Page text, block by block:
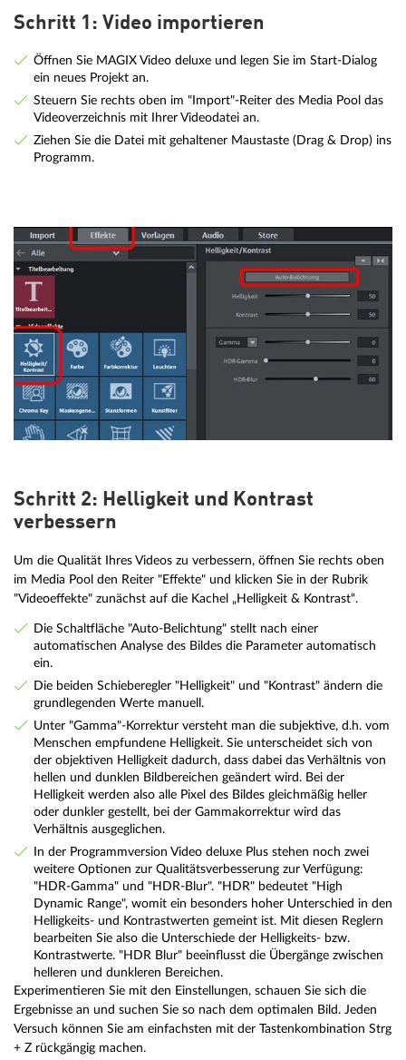
Schritt 1: Video importieren
Öffnen Sie MAGIX Video deluxe und legen Sie im Start-Dialog
ein neues Projekt an.
Steuern Sie rechts oben im "Import"-Reiter des Media Pool das
Videoverzeichnis mit Ihrer Videodatei an.
Ziehen Sie die Datei mit gehaltener Maustaste (Drag & Drop) ins
Programm.
Schritt 2: Helligkeit und Kontrast
verbessern
Um die Qualität Ihres Videos zu verbessern, öffnen Sie rechts oben
im Media Pool den Reiter "Effekte" und klicken Sie in der Rubrik
"Videoeffekte" zunächst auf die Kachel „Helligkeit & Kontrast“.
Die Schaltfläche "Auto-Belichtung" stellt nach einer
automatischen Analyse des Bildes die Parameter automatisch
ein.
Die beiden Schieberegler "Helligkeit" und "Kontrast" ändern die
grundlegenden Werte manuell.
Unter "Gamma"-Korrektur versteht man die subjektive, d.h. vom
Menschen empfundene Helligkeit. Sie unterscheidet sich von
der objektiven Helligkeit dadurch, dass dabei das Verhältnis von
hellen und dunklen Bildbereichen geändert wird. Bei der
Helligkeit werden also alle Pixel des Bildes gleichmäßig heller
oder dunkler gestellt, bei der Gammakorrektur wird das
Verhältnis ausgeglichen.
In der Programmversion Video deluxe Plus stehen noch zwei
weitere Optionen zur Qualitätsverbesserung zur Verfügung:
"HDR-Gamma" und "HDR-Blur". "HDR" bedeutet "High
Dynamic Range", womit ein besonders hoher Unterschied in den
Helligkeits- und Kontrastwerten gemeint ist. Mit diesen Reglern
bearbeiten Sie also die Unterschiede der Helligkeits- bzw.
Kontrastwerte. "HDR Blur" beeinflusst die Übergänge zwischen
helleren und dunkleren Bereichen.
Experimentieren Sie mit den Einstellungen, schauen Sie sich die
Ergebnisse an und suchen Sie so nach dem optimalen Bild. Jeden
Versuch können Sie am einfachsten mit der Tastenkombination Strg
+ Z rückgängig machen.